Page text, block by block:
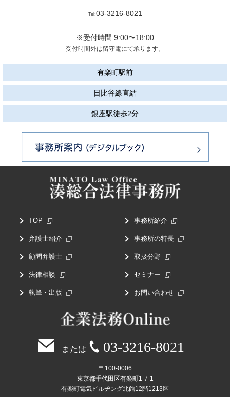
Tel:03-3216-8021
※受付時間 9:00〜18:00
受付時間外は留守電にて承ります。
有楽町駅前
日比谷線直結
銀座駅徒歩2分
TOP 事務所紹介
弁護士紹介 事務所の特長
顧問弁護士 取扱分野
法律相談 セミナー
執筆・出版 お問い合わせ
または 03-3216-8021
〒100-0006
東京都千代田区有楽町1-7-1
有楽町電気ビルヂング北館12階1213区